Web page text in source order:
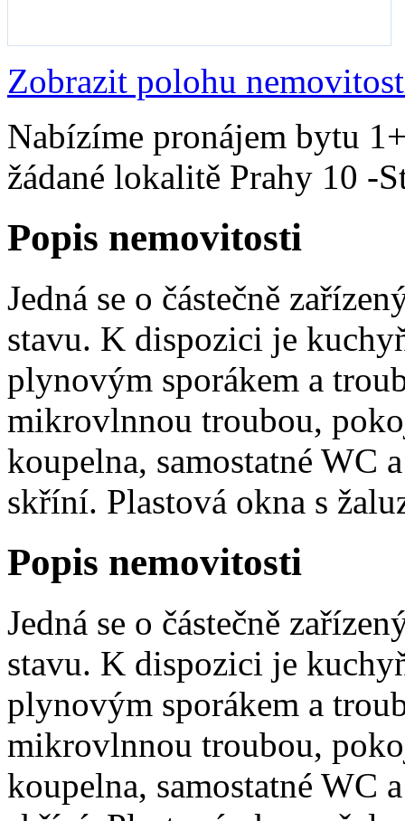
Zobrazit polohu
Nabízíme pronájem bytu
žádané lokalitě Prahy 10 -
Popis nemovitosti
Jedná se o částečně
stavu. K dispozici je
plynovým sporákem a
mikrovlnnou troubou,
koupelna, samostatné WC
skříní. Plastová okna s
Popis nemovitosti
Jedná se o částečně
stavu. K dispozici je
plynovým sporákem a
mikrovlnnou troubou,
koupelna, samostatné WC